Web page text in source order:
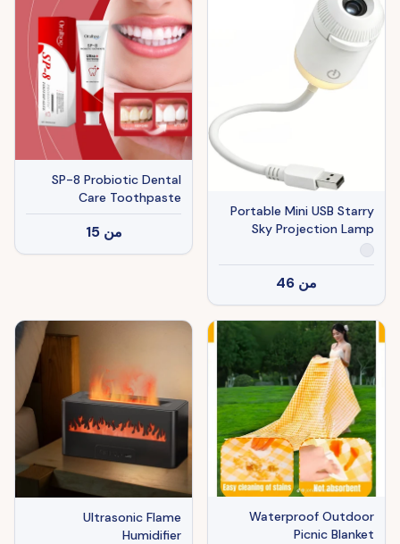
Portable Mini USB Starry
Sky Projection Lamp
من 46
SP-8 Probiotic Dental
Care Toothpaste
من 15
Waterproof Outdoor
Picnic Blanket
Ultrasonic Flame
Humidifier